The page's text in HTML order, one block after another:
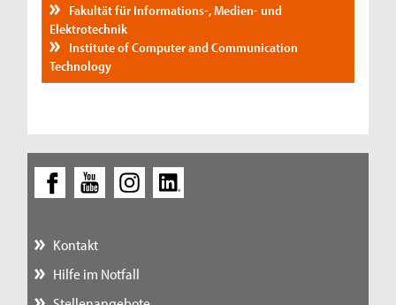
Fakultät für Informations-, Medien- und
Elektrotechnik
Institute of Computer and Communication
Technology
Kontakt
Hilfe im Notfall